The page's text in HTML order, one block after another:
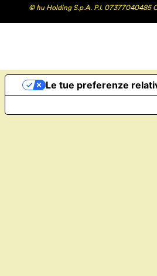
© hu Holding S.p.A. P.I. 07377040485
Le tue preferenze